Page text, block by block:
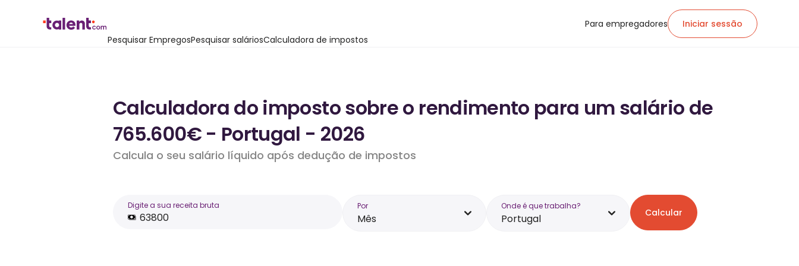
Pesquisar EmpregosPesquisar saláriosCalculadora de impostos
Para empregadores Iniciar sessão
Calculadora do imposto sobre o rendimento para um salário de
765.600€ - Portugal - 2026
Calcula o seu salário líquido após dedução de impostos
Digite a sua receita bruta Por
Mês
Onde é que trabalha?
Portugal Calcular